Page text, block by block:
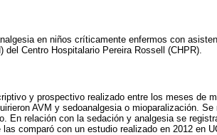
en niños críticamente enfermos con
del Centro Hospitalario Pereira Rossell (CHPR).
y prospectivo realizado entre los meses de
AVM y sedoanalgesia o mioparalización.
En relación con la sedación y analgesia se
comparó con un estudio realizado en 2012 en